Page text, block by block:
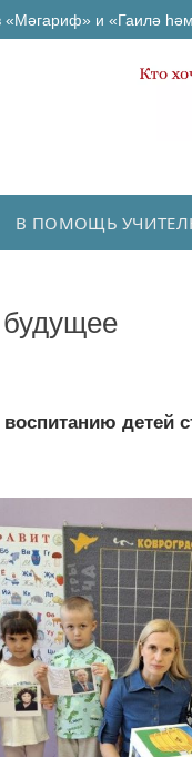
и «Гаилә
В ПОМОЩЬ
детей